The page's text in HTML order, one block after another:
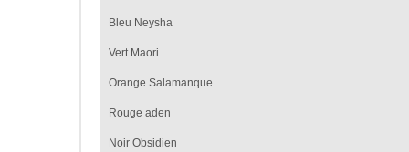
Bleu Neysha
Vert Maori
Orange Salamanque
Rouge aden
Noir Obsidien